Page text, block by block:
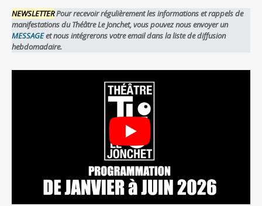
NEWSLETTERPour recevoir régulièrement les informations et rappels de
manifestations du Théâtre Le Jonchet, vous pouvez nous envoyer un
MESSAGEet nous intégrerons votre email dans la liste de diffusion
hebdomadaire.